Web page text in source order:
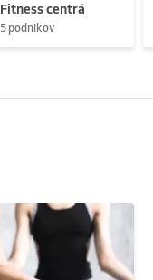
Fitness centrá
5 podnikov